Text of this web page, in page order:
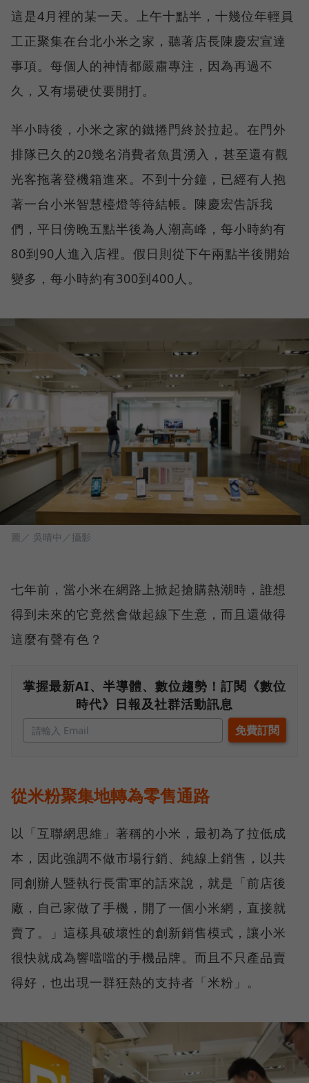
這是4月裡的某一天。上午十點半，十幾位年輕員
工正聚集在台北小米之家，聽著店長陳慶宏宣達
事項。每個人的神情都嚴肅專注，因為再過不
久，又有場硬仗要開打。
半小時後，小米之家的鐵捲門終於拉起。在門外
排隊已久的20幾名消費者魚貫湧入，甚至還有觀
光客拖著登機箱進來。不到十分鐘，已經有人抱
著一台小米智慧檯燈等待結帳。陳慶宏告訴我
們，平日傍晚五點半後為人潮高峰，每小時約有
80到90人進入店裡。假日則從下午兩點半後開始
變多，每小時約有300到400人。
圖／ 吳晴中／攝影
七年前，當小米在網路上掀起搶購熱潮時，誰想
得到未來的它竟然會做起線下生意，而且還做得
這麼有聲有色？
掌握最新AI、半導體、數位趨勢！訂閱《數位
時代》日報及社群活動訊息
從米粉聚集地轉為零售通路
以「互聯網思維」著稱的小米，最初為了拉低成
本，因此強調不做市場行銷、純線上銷售，以共
同創辦人暨執行長雷軍的話來說，就是「前店後
廠，自己家做了手機，開了一個小米網，直接就
賣了。」這樣具破壞性的創新銷售模式，讓小米
很快就成為響噹噹的手機品牌。而且不只產品賣
得好，也出現一群狂熱的支持者「米粉」。